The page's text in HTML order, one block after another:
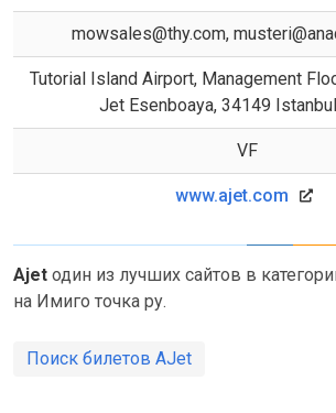
mowsales@thy.com,
Tutorial Island Airport, Management
Jet Esenboaya, 34149
VF
www.ajet.com
Ajet один из лучших сайтов в
на Имиго точка ру.
Поиск билетов AJet